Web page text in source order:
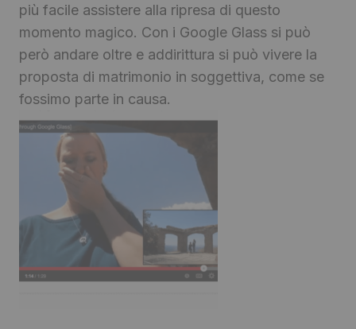
più facile assistere alla ripresa di questo
momento magico. Con i Google Glass si può
però andare oltre e addirittura si può vivere la
proposta di matrimonio in soggettiva, come se
fossimo parte in causa.